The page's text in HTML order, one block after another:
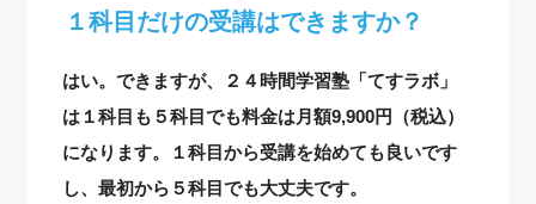
１科目だけの受講はできますか？
はい。できますが、２４時間学習塾「てすラボ」
は１科目も５科目でも料金は月額9,900円（税込）
になります。１科目から受講を始めても良いです
し、最初から５科目でも大丈夫です。